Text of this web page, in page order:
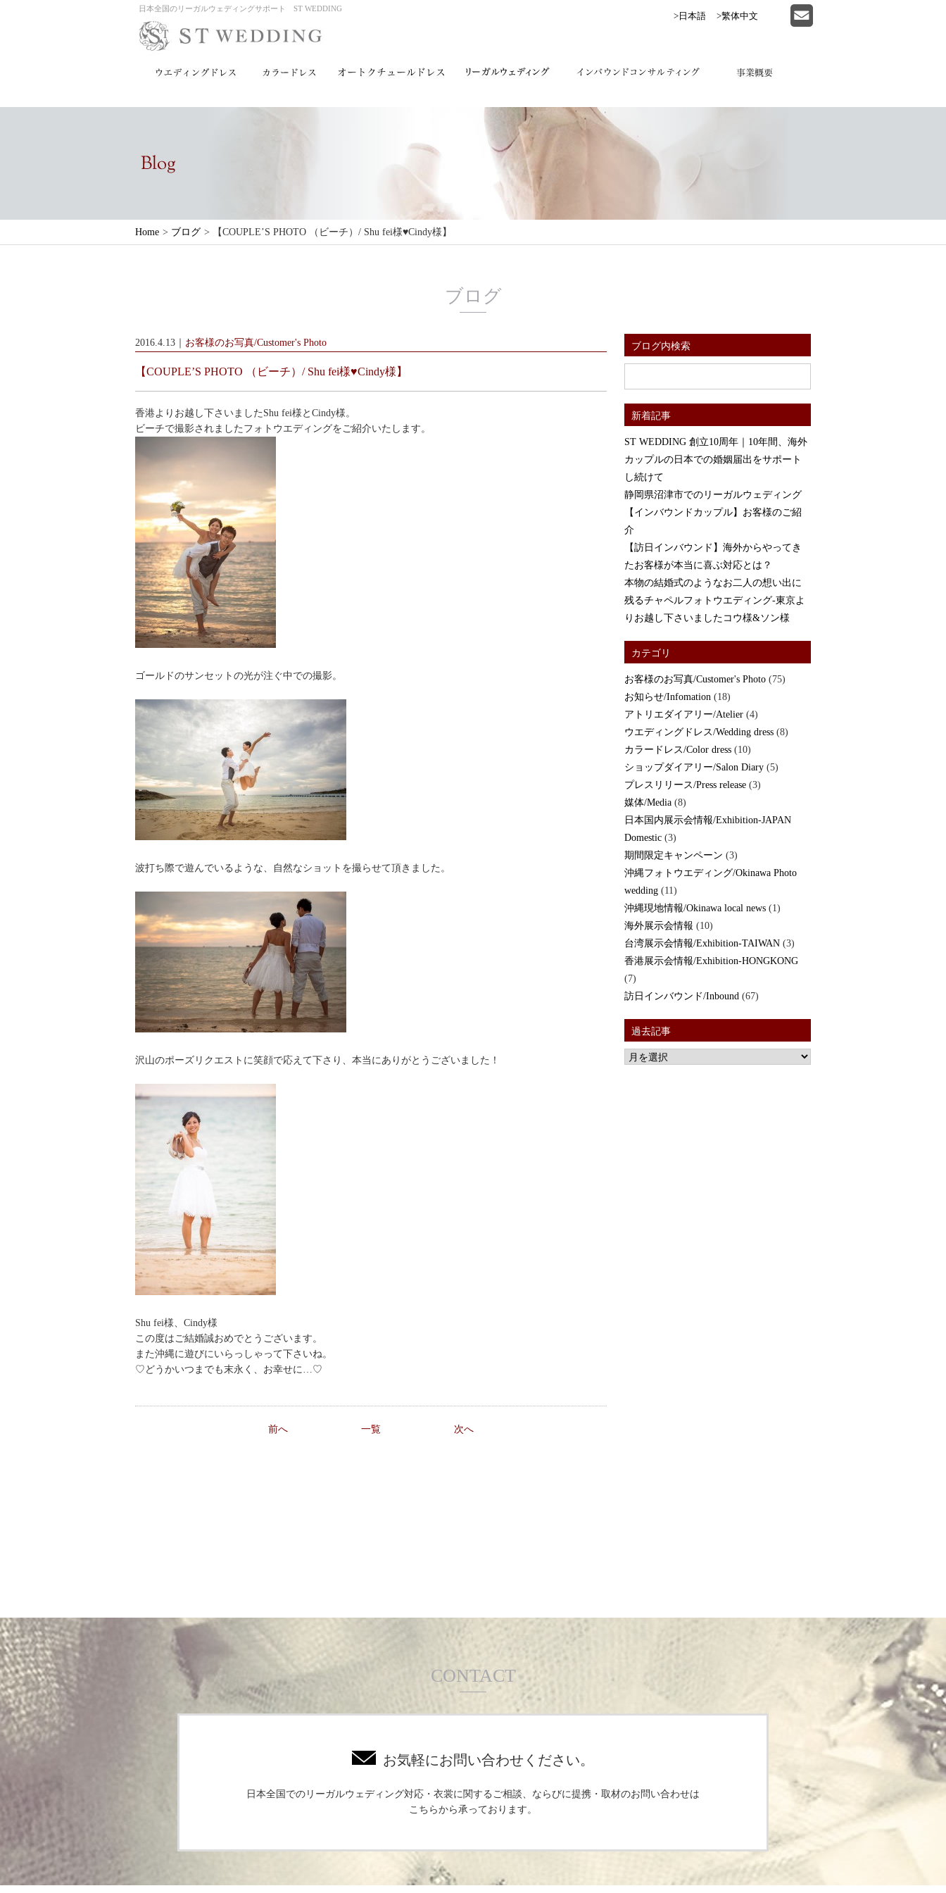
日本全国のリーガルウェディングサポート ST WEDDING
>日本語 >繁体中文
Home > ブログ > 【COUPLE’S PHOTO （ビーチ）/ Shu fei様♥Cindy様】
ブログ
2016.4.13｜ お客様のお写真/Customer's Photo
【COUPLE’S PHOTO （ビーチ）/ Shu fei様♥Cindy様】
香港よりお越し下さいましたShu fei様とCindy様。
ビーチで撮影されましたフォトウエディングをご紹介いたします。
ゴールドのサンセットの光が注ぐ中での撮影。
波打ち際で遊んでいるような、自然なショットを撮らせて頂きました。
沢山のポーズリクエストに笑顔で応えて下さり、本当にありがとうございました！
Shu fei様、Cindy様
この度はご結婚誠おめでとうございます。
また沖縄に遊びにいらっしゃって下さいね。
♡どうかいつまでも末永く、お幸せに…♡
前へ 一覧 次へ
ブログ内検索
新着記事
ST WEDDING 創立10周年｜10年間、海外
カップルの日本での婚姻届出をサポート
し続けて
静岡県沼津市でのリーガルウェディング
【インバウンドカップル】お客様のご紹
介
【訪日インバウンド】海外からやってき
たお客様が本当に喜ぶ対応とは？
本物の結婚式のようなお二人の想い出に
残るチャペルフォトウエディング-東京よ
りお越し下さいましたコウ様&ソン様
カテゴリ
お客様のお写真/Customer's Photo (75)
お知らせ/Infomation (18)
アトリエダイアリー/Atelier (4)
ウエディングドレス/Wedding dress (8)
カラードレス/Color dress (10)
ショップダイアリー/Salon Diary (5)
プレスリリース/Press release (3)
媒体/Media (8)
日本国内展示会情報/Exhibition-JAPAN
Domestic (3)
期間限定キャンペーン (3)
沖縄フォトウエディング/Okinawa Photo
wedding (11)
沖縄現地情報/Okinawa local news (1)
海外展示会情報 (10)
台湾展示会情報/Exhibition-TAIWAN (3)
香港展示会情報/Exhibition-HONGKONG
(7)
訪日インバウンド/Inbound (67)
過去記事
CONTACT
お気軽にお問い合わせください。
日本全国でのリーガルウェディング対応・衣裳に関するご相談、ならびに提携・取材のお問い合わせは
こちらから承っております。